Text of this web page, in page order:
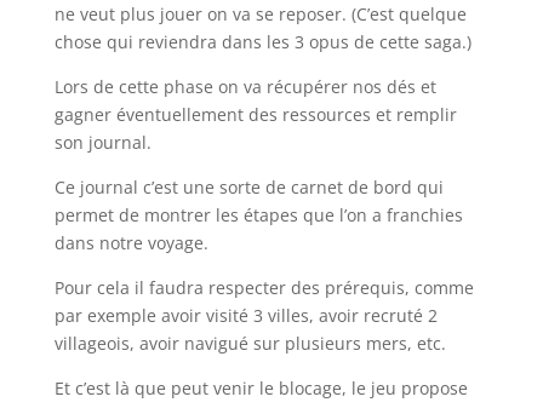
ne veut plus jouer on va se reposer. (C’est quelque
chose qui reviendra dans les 3 opus de cette saga.)
Lors de cette phase on va récupérer nos dés et
gagner éventuellement des ressources et remplir
son journal.
Ce journal c’est une sorte de carnet de bord qui
permet de montrer les étapes que l’on a franchies
dans notre voyage.
Pour cela il faudra respecter des prérequis, comme
par exemple avoir visité 3 villes, avoir recruté 2
villageois, avoir navigué sur plusieurs mers, etc.
Et c’est là que peut venir le blocage, le jeu propose